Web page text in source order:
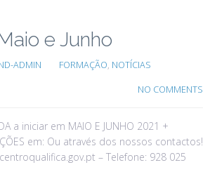
e Junho
ADMIN FORMAÇÃO, NOTÍCIAS
NO COMMENTS
a iniciar em MAIO E JUNHO 2021 +
em: Ou através dos nossos contactos!
– Telefone: 928 025